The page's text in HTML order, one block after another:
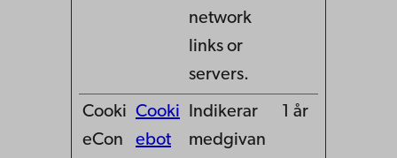
network
links or
servers.
Cooki
eCon
Cooki
ebot
Indikerar
medgivan
1 år